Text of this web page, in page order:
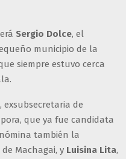
Sergio Dolce, el
municipio de la
siempre estuvo cerca
, exsubsecretaria de
que ya fue candidata
también la
Machagai, y Luisina Lita,